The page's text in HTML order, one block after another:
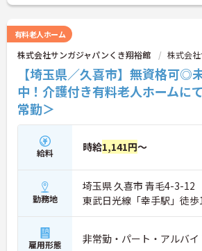
有料老人ホーム
株式会社サンガジャパンくき翔裕館 株式会
【埼玉県／久喜市】無資格可◎
中！介護付き有料老人ホームに
常勤＞
給料 時給1,141円～
勤務地
埼玉県 久喜市 青毛4-3-12
東武日光線「幸手駅」徒
雇用形態 非常勤・パート・アルバイ